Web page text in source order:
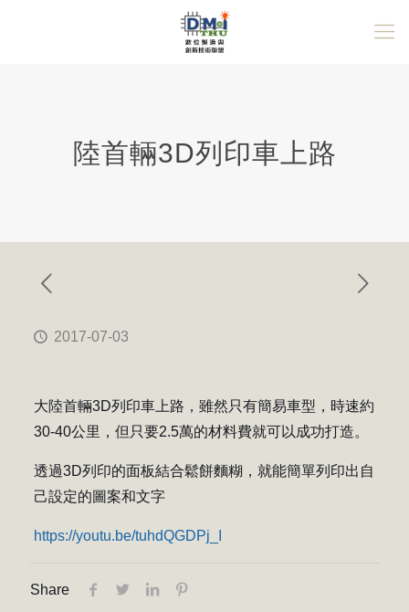
陸首輛3D列印車上路
2017-07-03
大陸首輛3D列印車上路，雖然只有簡易車型，時速約
30-40公里，但只要2.5萬的材料費就可以成功打造。
透過3D列印的面板結合鬆餅麵糊，就能簡單列印出自
己設定的圖案和文字
https://youtu.be/tuhdQGDPj_I
Share